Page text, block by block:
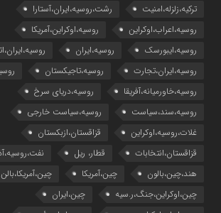
ترکیه،زلزله،امنیت
رشت،روسیه،ایران،آستارا
روسیه،اعراب،اوکراین
روسیه،اوکراین،آمریکا
روسیه،ایبورسک
روسیه،ایران
روسیه،ایران،تجارت
روسیه،تاجیکستان
روسیه،خاورمیانه،آفریقا
روسیه،دریای سرخ
روسیه،سند،سیاست
روسیه،سیاست خارجی
غلات،روسیه،اوکراین
قزاقستان،ازبکستان
قزاقستان،انتخابات
قطار، ریل
هند،چین،بالون
چین،آمریکا
چین،آمریکا،بالن
چین،اوکراین،جنگ،ر.سیه
چین،ایران